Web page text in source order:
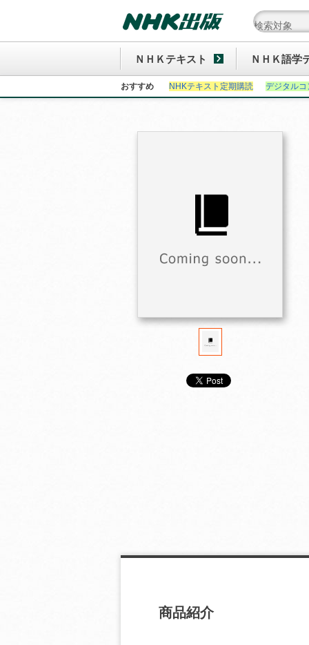
ＮＨＫテキスト ＮＨＫ語学
おすすめ NHKテキスト定期購読 デジタル
商品紹介